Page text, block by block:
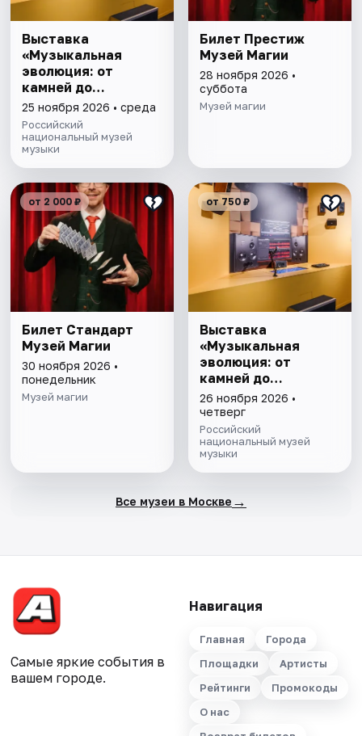
Выставка
«Музыкальная
эволюция: от
камней до
нейросети»
25 ноября 2026 • среда
Российский
национальный музей
музыки
Билет Престиж
Музей Магии
28 ноября 2026 •
суббота
Музей магии
от 2 000 ₽
Билет Стандарт
Музей Магии
30 ноября 2026 •
понедельник
Музей магии
от 750 ₽
Выставка
«Музыкальная
эволюция: от
камней до
нейросети»
26 ноября 2026 •
четверг
Российский
национальный музей
музыки
Все музеи в Москве →
Самые яркие события в
вашем городе.
Навигация
Главная
Города
Площадки
Артисты
Рейтинги
Промокоды
О нас